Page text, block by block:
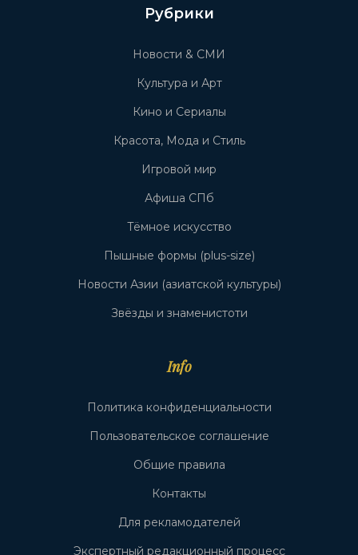
Рубрики
Новости & СМИ
Культура и Арт
Кино и Сериалы
Красота, Мода и Стиль
Игровой мир
Афиша СПб
Тёмное искусство
Пышные формы (plus-size)
Новости Азии (азиатской культуры)
Звёзды и знаменистоти
Info
Политика конфиденциальности
Пользовательское соглашение
Общие правила
Контакты
Для рекламодателей
Экспертный редакционный процесс